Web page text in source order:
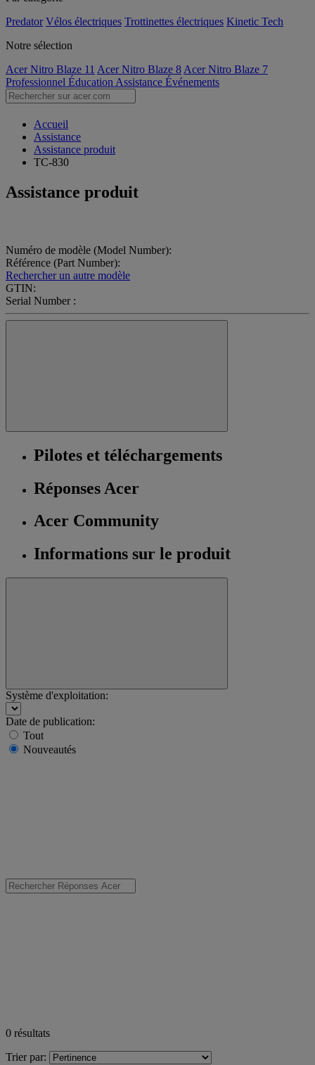
Predator Vélos électriques Trottinettes électriques Kinetic Tech
Notre sélection
Acer Nitro Blaze 11 Acer Nitro Blaze 8 Acer Nitro Blaze 7
Professionnel Éducation Assistance Événements
Accueil
Assistance
Assistance produit
TC-830
Assistance produit
Numéro de modèle (Model Number):
Référence (Part Number):
Rechercher un autre modèle
GTIN:
Serial Number :
Pilotes et téléchargements
Réponses Acer
Acer Community
Informations sur le produit
Système d'exploitation:
Date de publication:
Tout
Nouveautés
0 résultats
Trier par: